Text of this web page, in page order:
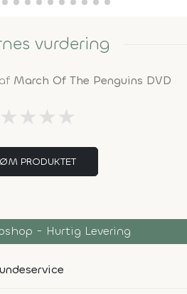
vurdering
March Of The Penguins DVD
★ ★ ★ ★
PRODUKTET
- Hurtig Levering